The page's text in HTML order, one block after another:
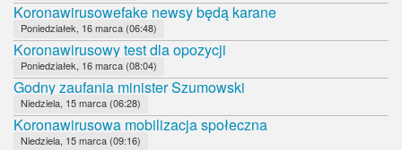
Koronawirusowefake newsy będą karane
Poniedziałek, 16 marca (06:48)
Koronawirusowy test dla opozycji
Poniedziałek, 16 marca (08:04)
Godny zaufania minister Szumowski
Niedziela, 15 marca (06:28)
Koronawirusowa mobilizacja społeczna
Niedziela, 15 marca (09:16)